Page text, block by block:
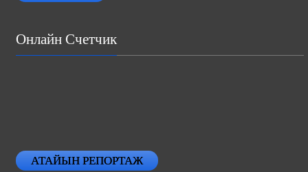
Онлайн Счетчик
АТАЙЫН РЕПОРТАЖ